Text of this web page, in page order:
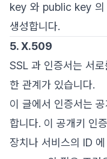
key 와 public key 의
생성합니다.
5. X.509
SSL 과 인증서는 서
한 관계가 있습니다.
이 글에서 인증서는
합니다. 이 공개키 인
장치나 서비스의 ID